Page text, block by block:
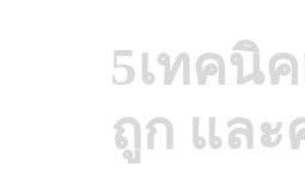
5เทคนิ
ถูก และ